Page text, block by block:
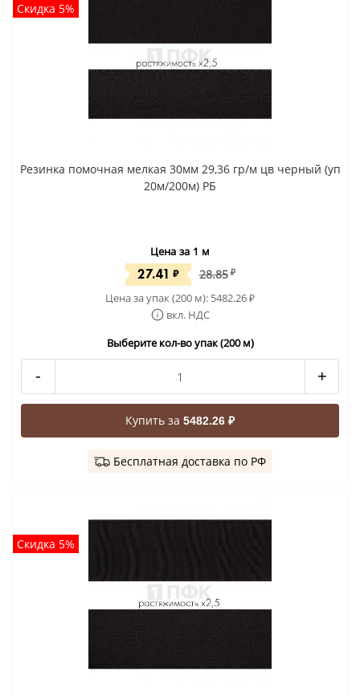
Скидка 5%
Резинка помочная мелкая 30мм 29,36 гр/м цв черный (уп
20м/200м) РБ
Цена за 1 м
27.41 ₽ 28.85 ₽
Цена за упак (200 м): 5482.26₽
вкл. НДС
Выберите кол-во упак (200 м)
- +
Купить за 5482.26 ₽
Бесплатная доставка по РФ
Скидка 5%